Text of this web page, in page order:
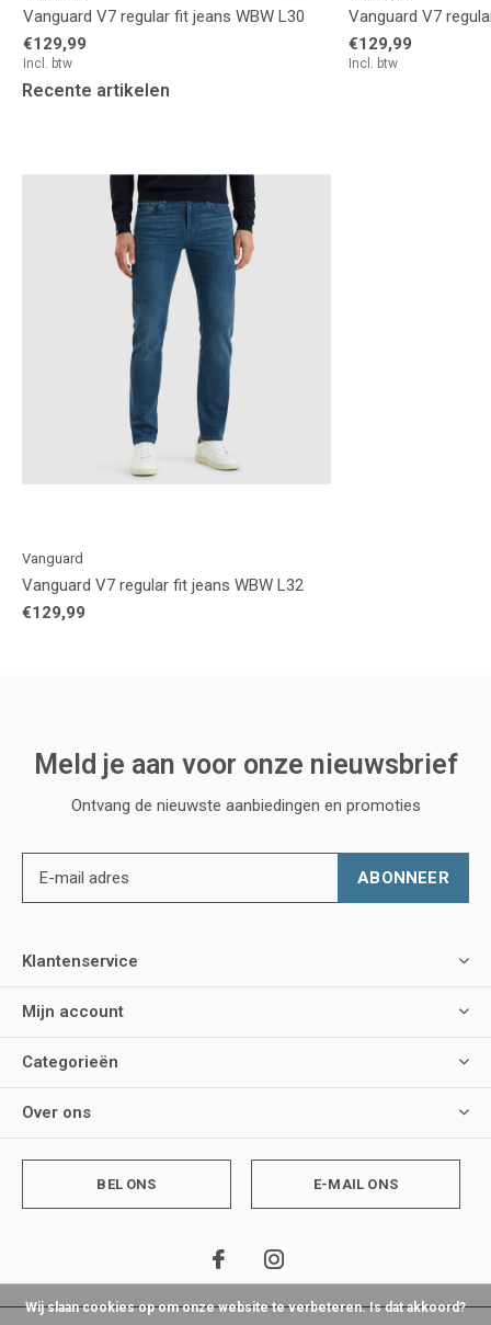
Vanguard V7 regular fit jeans WBW L30
€129,99
Incl. btw
Vanguard V7
€129,99
Incl. btw
Recente artikelen
Vanguard
Vanguard V7 regular fit jeans WBW L32
€129,99
Meld je aan voor onze nieuwsbrief
Ontvang de nieuwste aanbiedingen en promoties
ABONNEER
Klantenservice
Mijn account
Categorieën
Over ons
BEL ONS E-MAIL ONS
Wij slaan cookies op om onze website te verbeteren. Is dat akkoord?